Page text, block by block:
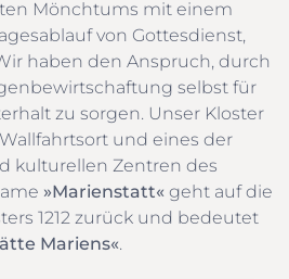
Mönchtums mit einem
von Gottesdienst,
haben den Anspruch, durch
selbst für
zu sorgen. Unser Kloster
und eines der
kulturellen Zentren des
»Marienstatt« geht auf die
1212 zurück und bedeutet
Mariens«.